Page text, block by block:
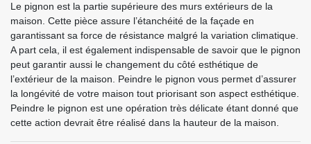
Le pignon est la partie supérieure des murs extérieurs de la
maison. Cette pièce assure l’étanchéité de la façade en
garantissant sa force de résistance malgré la variation climatique.
A part cela, il est également indispensable de savoir que le pignon
peut garantir aussi le changement du côté esthétique de
l’extérieur de la maison. Peindre le pignon vous permet d’assurer
la longévité de votre maison tout priorisant son aspect esthétique.
Peindre le pignon est une opération très délicate étant donné que
cette action devrait être réalisé dans la hauteur de la maison.